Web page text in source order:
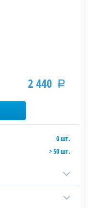
2 440 Р
0 шт.
> 50 шт.